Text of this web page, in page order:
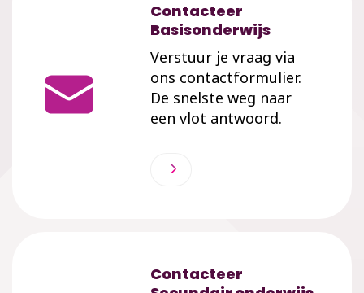
Contacteer
Basisonderwijs
Verstuur je vraag via
ons contactformulier.
De snelste weg naar
een vlot antwoord.
Contacteer